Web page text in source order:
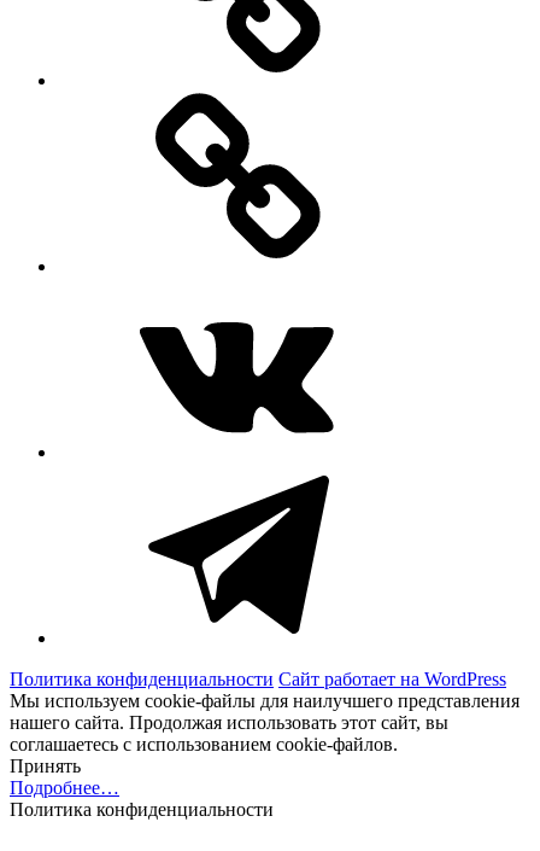
Политика конфиденциальности Сайт работает на WordPress
Мы используем cookie-файлы для наилучшего представления
нашего сайта. Продолжая использовать этот сайт, вы
соглашаетесь с использованием cookie-файлов.
Принять
Подробнее…
Политика конфиденциальности